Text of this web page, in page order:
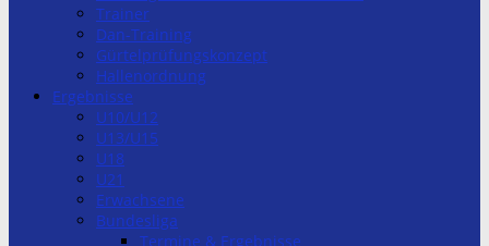
Trainer
Dan-Training
Gürtelprüfungskonzept
Hallenordnung
Ergebnisse
U10/U12
U13/U15
U18
U21
Erwachsene
Bundesliga
Termine & Ergebnisse